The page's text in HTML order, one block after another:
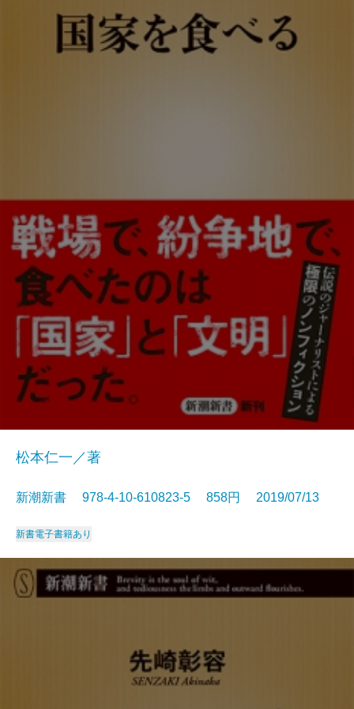
松本仁一／著
新潮新書 978-4-10-610823-5 858円 2019/07/13
新書電子書籍あり